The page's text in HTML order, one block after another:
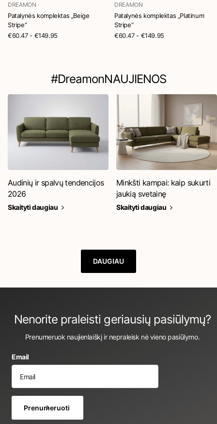
DREAMON
Patalynės komplektas „Beige
Stripe“
€60.47- €149.95
DREAMON
Patalynės komplektas „Platinum
Stripe“
€60.47- €149.95
#DreamonNAUJIENOS
Audinių ir spalvų tendencijos
2026
Skaityti daugiau
Minkšti kampai: kaip sukurti
jaukią svetainę
Skaityti daugiau
DAUGIAU
Nenorite praleisti geriausių pasiūlymų?
Prenumeruok naujienlaiškį ir nepraleisk nė vieno pasiūlymo.
Email
Prenumeruoti